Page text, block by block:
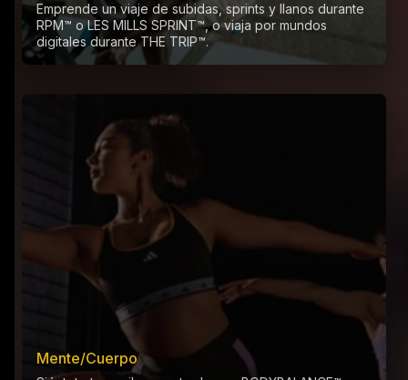
Emprende un viaje de subidas, sprints y llanos durante
RPM™ o LES MILLS SPRINT™, o viaja por mundos
digitales durante THE TRIP™.
Mente/Cuerpo